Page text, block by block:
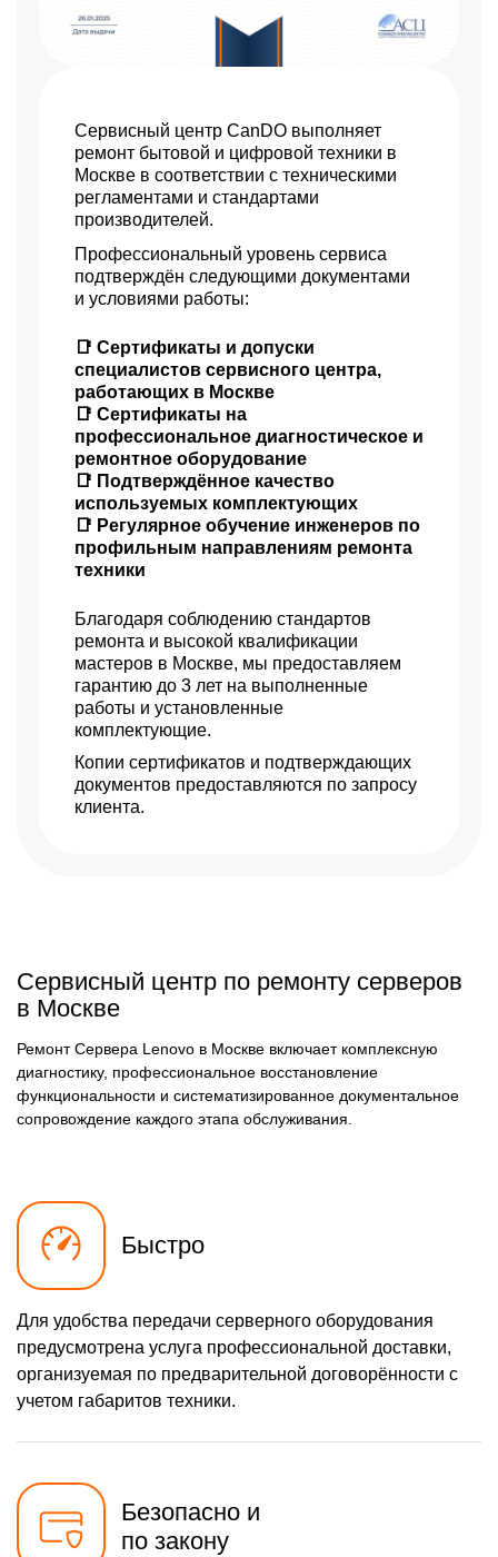
Сервисный центр CanDO выполняет
ремонт бытовой и цифровой техники в
Москве в соответствии с техническими
регламентами и стандартами
производителей.
Профессиональный уровень сервиса
подтверждён следующими документами
и условиями работы:
📑 Сертификаты и допуски
специалистов сервисного центра,
работающих в Москве
📑 Сертификаты на
профессиональное диагностическое и
ремонтное оборудование
📑 Подтверждённое качество
используемых комплектующих
📑 Регулярное обучение инженеров по
профильным направлениям ремонта
техники
Благодаря соблюдению стандартов
ремонта и высокой квалификации
мастеров в Москве, мы предоставляем
гарантию до 3 лет на выполненные
работы и установленные
комплектующие.
Копии сертификатов и подтверждающих
документов предоставляются по запросу
клиента.
Сервисный центр по ремонту серверов
в Москве
Ремонт Сервера Lenovo в Москве включает комплексную
диагностику, профессиональное восстановление
функциональности и систематизированное документальное
сопровождение каждого этапа обслуживания.
Быстро
Для удобства передачи серверного оборудования
предусмотрена услуга профессиональной доставки,
организуемая по предварительной договорённости с
учетом габаритов техники.
Безопасно и
по закону